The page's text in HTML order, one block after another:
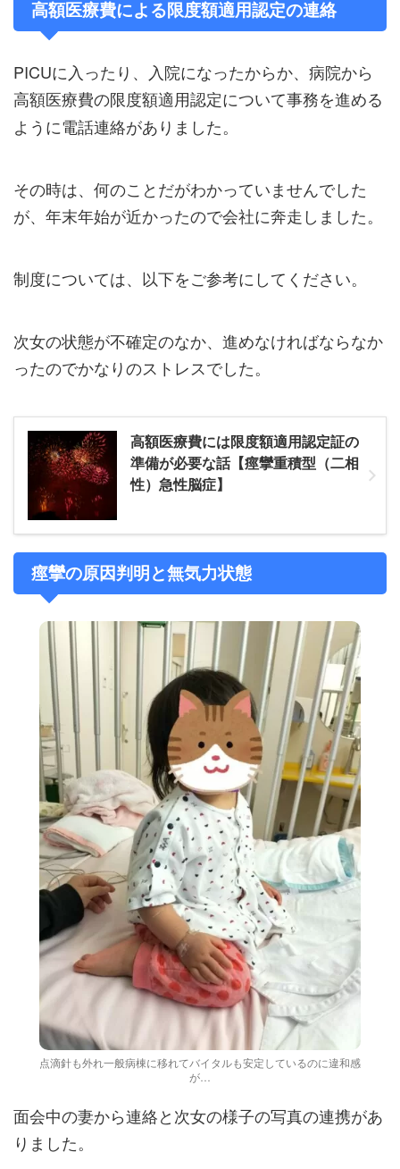
高額医療費による限度額適用認定の連絡
PICUに入ったり、入院になったからか、病院から
高額医療費の限度額適用認定について事務を進める
ように電話連絡がありました。
その時は、何のことだがわかっていませんでした
が、年末年始が近かったので会社に奔走しました。
制度については、以下をご参考にしてください。
次女の状態が不確定のなか、進めなければならなか
ったのでかなりのストレスでした。
高額医療費には限度額適用認定証の
準備が必要な話【痙攣重積型（二相
性）急性脳症】
痙攣の原因判明と無気力状態
点滴針も外れ一般病棟に移れてバイタルも安定しているのに違和感
が…
面会中の妻から連絡と次女の様子の写真の連携があ
りました。